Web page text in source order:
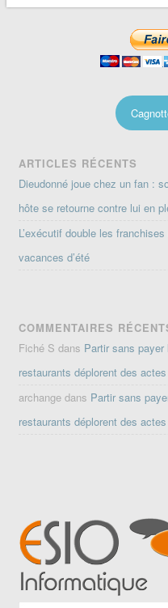
ARTICLES RÉCENTS
Dieudonné joue chez un fan :
hôte se retourne contre lui en
L’exécutif double les
vacances d’été
COMMENTAIRES
Fiché S dans Partir sans
restaurants déplorent des
archange dans Partir sans
restaurants déplorent des